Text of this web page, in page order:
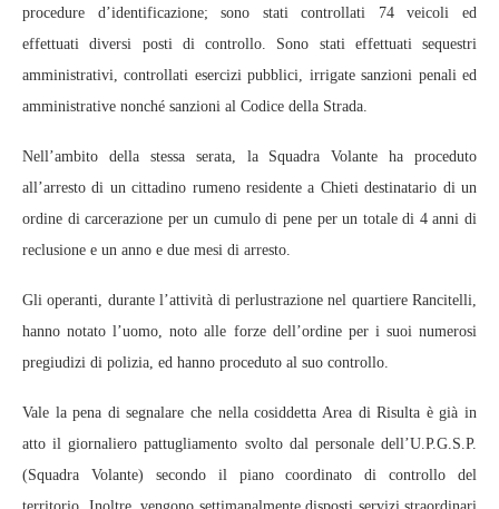
procedure d’identificazione; sono stati controllati 74 veicoli ed
effettuati diversi posti di controllo. Sono stati effettuati sequestri
amministrativi, controllati esercizi pubblici, irrigate sanzioni penali ed
amministrative nonché sanzioni al Codice della Strada.
Nell’ambito della stessa serata, la Squadra Volante ha proceduto
all’arresto di un cittadino rumeno residente a Chieti destinatario di un
ordine di carcerazione per un cumulo di pene per un totale di 4 anni di
reclusione e un anno e due mesi di arresto.
Gli operanti, durante l’attività di perlustrazione nel quartiere Rancitelli,
hanno notato l’uomo, noto alle forze dell’ordine per i suoi numerosi
pregiudizi di polizia, ed hanno proceduto al suo controllo.
Vale la pena di segnalare che nella cosiddetta Area di Risulta è già in
atto il giornaliero pattugliamento svolto dal personale dell’U.P.G.S.P.
(Squadra Volante) secondo il piano coordinato di controllo del